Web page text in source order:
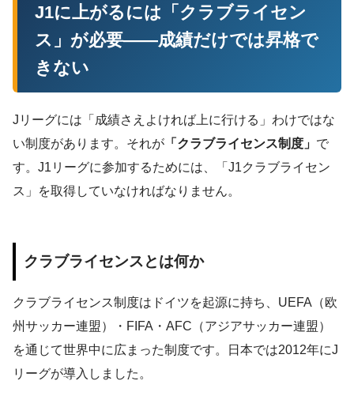
J1に上がるには「クラブライセン
ス」が必要——成績だけでは昇格で
きない
Jリーグには「成績さえよければ上に行ける」わけではな
い制度があります。それが 「クラブライセンス制度」 で
す。J1リーグに参加するためには、「J1クラブライセン
ス」を取得していなければなりません。
クラブライセンスとは何か
クラブライセンス制度はドイツを起源に持ち、UEFA（欧
州サッカー連盟）・FIFA・AFC（アジアサッカー連盟）
を通じて世界中に広まった制度です。日本では2012年にJ
リーグが導入しました。